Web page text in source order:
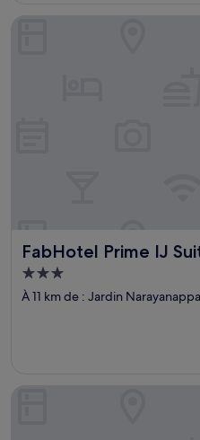
FabHotel Prime IJ
FabHotel Prime IJ Suites -
Hébergement
3.0 étoiles
À 11 km de : Jardin Narayanappa
Astra Hotel and suites